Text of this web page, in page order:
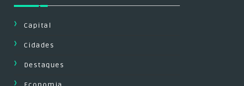
Capital
Cidades
Destaques